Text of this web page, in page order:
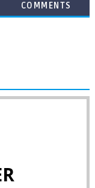
COMMENTS